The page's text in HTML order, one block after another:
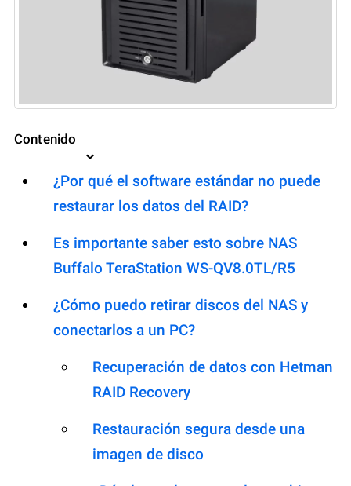
Contenido
¿Por qué el software estándar no puede
restaurar los datos del RAID?
Es importante saber esto sobre NAS
Buffalo TeraStation WS-QV8.0TL/R5
¿Cómo puedo retirar discos del NAS y
conectarlos a un PC?
Recuperación de datos con Hetman
RAID Recovery
Restauración segura desde una
imagen de disco